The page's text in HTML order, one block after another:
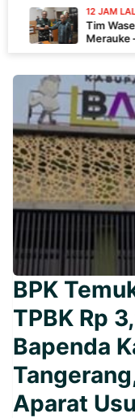
12 JAM LALU
Tim Wasev TMMD
Merauke – Papua
BPK
TPBK Rp
Bapenda
Aparat